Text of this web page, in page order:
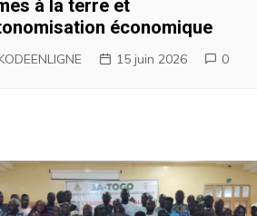
à la terre et
économique
15 juin 2026 0